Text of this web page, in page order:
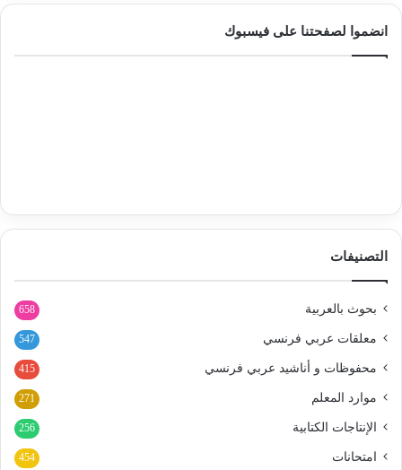
انضموا لصفحتنا على فيسبوك
التصنيفات
بحوث بالعربية 658
معلقات عربي فرنسي 547
محفوظات و أناشيد عربي فرنسي 415
موارد المعلم 271
الإنتاجات الكتابية 256
امتحانات 454